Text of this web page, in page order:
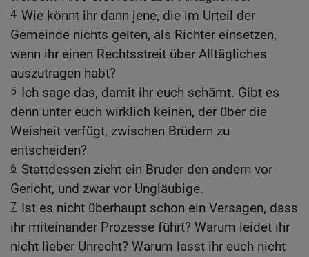
4 Wie könnt ihr dann jene, die im Urteil der
Gemeinde nichts gelten, als Richter einsetzen,
wenn ihr einen Rechtsstreit über Alltägliches
auszutragen habt?
5 Ich sage das, damit ihr euch schämt. Gibt es
denn unter euch wirklich keinen, der über die
Weisheit verfügt, zwischen Brüdern zu
entscheiden?
6 Stattdessen zieht ein Bruder den andern vor
Gericht, und zwar vor Ungläubige.
7 Ist es nicht überhaupt schon ein Versagen, dass
ihr miteinander Prozesse führt? Warum leidet ihr
nicht lieber Unrecht? Warum lasst ihr euch nicht